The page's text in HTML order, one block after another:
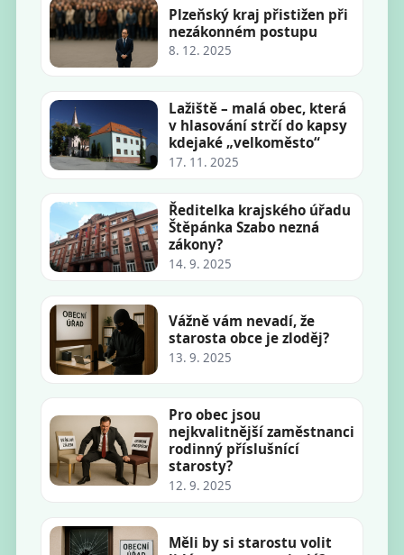
Plzeňský kraj přistižen při
nezákonném postupu
8. 12. 2025
Lažiště – malá obec, která
v hlasování strčí do kapsy
kdejaké „velkoměsto“
17. 11. 2025
Ředitelka krajského úřadu
Štěpánka Szabo nezná
zákony?
14. 9. 2025
Vážně vám nevadí, že
starosta obce je zloděj?
13. 9. 2025
Pro obec jsou
nejkvalitnější zaměstnanci
rodinný příslušnící
starosty?
12. 9. 2025
Měli by si starostu volit